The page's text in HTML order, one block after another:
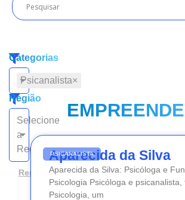
Categorias
Psicanalista×
Região
Selecione
a
Região
Remover filtros
PSICANALISTA
Aparecida da Silva
Aparecida da Silva: Psicóloga e
Psicologia Psicóloga e
Psicologia, um